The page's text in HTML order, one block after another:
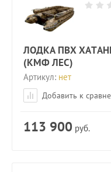
ЛОДКА ПВХ
(КМФ ЛЕС)
Артикул: нет
Добавить к
113 900 руб.